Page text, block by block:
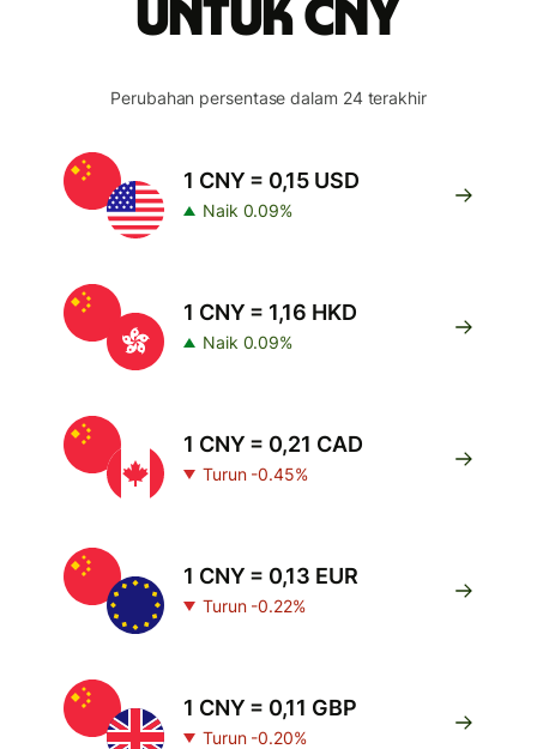
untuk CNY
Perubahan persentase dalam 24 terakhir
1 CNY = 0,15 USD
Naik 0.09%
1 CNY = 1,16 HKD
Naik 0.09%
1 CNY = 0,21 CAD
Turun -0.45%
1 CNY = 0,13 EUR
Turun -0.22%
1 CNY = 0,11 GBP
Turun -0.20%